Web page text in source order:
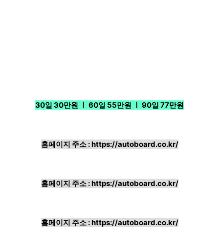
30일 30만원 ㅣ 60일 55만원 ㅣ 90일 77만원
홈페이지 주소 :https://autoboard.co.kr/
홈페이지 주소 :https://autoboard.co.kr/
홈페이지 주소 :https://autoboard.co.kr/